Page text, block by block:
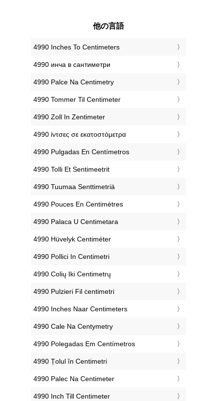
他の言語
‎4990 Inches To Centimeters
‎4990 инча в сантиметри
‎4990 Palce Na Centimetry
‎4990 Tommer Til Centimeter
‎4990 Zoll In Zentimeter
‎4990 ίντσες σε εκατοστόμετρα
‎4990 Pulgadas En Centímetros
‎4990 Tolli Et Sentimeetrit
‎4990 Tuumaa Senttimetriä
‎4990 Pouces En Centimètres
‎4990 Palaca U Centimetara
‎4990 Hüvelyk Centiméter
‎4990 Pollici In Centimetri
‎4990 Colių Iki Centimetrų
‎4990 Pulzieri Fil ċentimetri
‎4990 Inches Naar Centimeters
‎4990 Cale Na Centymetry
‎4990 Polegadas Em Centímetros
‎4990 Țolul în Centimetri
‎4990 Palec Na Centimeter
‎4990 Inch Till Centimeter